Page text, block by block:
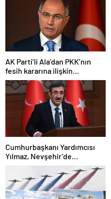
AK Parti’li Ala’dan PKK’nın
fesih kararına ilişkin
açıklama: Pazarlık söz konusu
değildir
Cumhurbaşkanı Yardımcısı
Yılmaz, Nevşehir’de
temaslarda bulundu! ‘Hiç
kimsenin tereddütü olmasın’